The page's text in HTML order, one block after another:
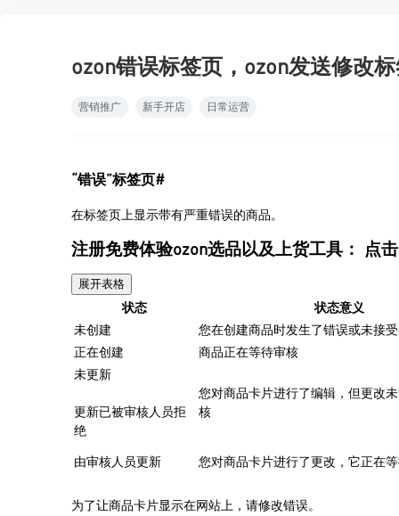
ozon错误标签页，ozon发送修改
营销推广 新手开店 日常运营